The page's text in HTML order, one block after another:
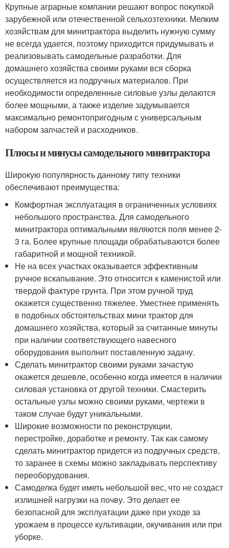
Крупные аграрные компании решают вопрос покупкой
зарубежной или отечественной сельхозтехники. Мелким
хозяйствам для минитрактора выделить нужную сумму
не всегда удается, поэтому приходится придумывать и
реализовывать самодельные разработки. Для
домашнего хозяйства своими руками вся сборка
осуществляется из подручных материалов. При
необходимости определенные силовые узлы делаются
более мощными, а также изделие задумывается
максимально ремонтопригодным с универсальным
набором запчастей и расходников.
Плюсы и минусы самодельного минитрактора
Широкую популярность данному типу техники
обеспечивают преимущества:
Комфортная эксплуатация в ограниченных условиях
небольшого пространства. Для самодельного
минитрактора оптимальными являются поля менее 2-
3 га. Более крупные площади обрабатываются более
габаритной и мощной техникой.
Не на всех участках оказывается эффективным
ручное вскапывание. Это относится к каменистой или
твердой фактуре грунта. При этом ручной труд
окажется существенно тяжелее. Уместнее применять
в подобных обстоятельствах мини трактор для
домашнего хозяйства, который за считанные минуты
при наличии соответствующего навесного
оборудования выполнит поставленную задачу.
Сделать минитрактор своими руками зачастую
окажется дешевле, особенно когда имеется в наличии
силовая установка от другой техники. Смастерить
остальные узлы можно своими руками, чертежи в
таком случае будут уникальными.
Широкие возможности по реконструкции,
перестройке, доработке и ремонту. Так как самому
сделать минитрактор придется из подручных средств,
то заранее в схемы можно закладывать перспективу
переоборудования.
Самоделка будет иметь небольшой вес, что не создаст
излишней нагрузки на почву. Это делает ее
безопасной для эксплуатации даже при уходе за
урожаем в процессе культивации, окучивания или при
уборке.